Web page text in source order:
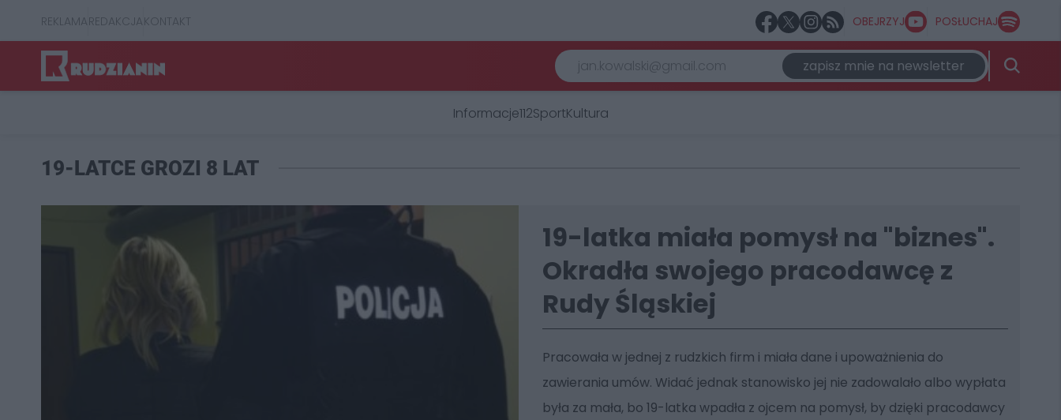
REKLAMAREDAKCJAKONTAKT OBEJRZYJ POSŁUCHAJ
zapisz mnie na newsletter
Informacje112SportKultura
19-LATCE GROZI 8 LAT
19-latka miała pomysł na "biznes".
Okradła swojego pracodawcę z
Rudy Śląskiej
Pracowała w jednej z rudzkich firm i miała dane i upoważnienia do
zawierania umów. Widać jednak stanowisko jej nie zadowalało albo wypłata
była za mała, bo 19-latka wpadła z ojcem na pomysł, by dzięki pracodawcy